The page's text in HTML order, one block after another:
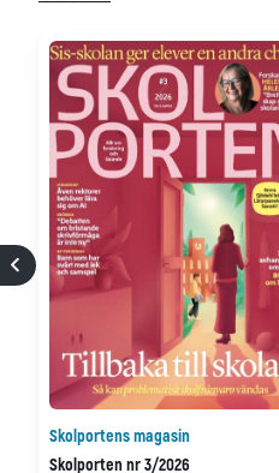
Skolportens magasin
Skolporten nr 3/2026